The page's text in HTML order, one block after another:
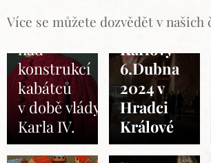
Více se můžete dozvědět v našich
Úvahy
nad
konstrukcí
kabátců
v době vlády
Karla IV.
Doby
Karlovy
6.Dubna
2024 v
Hradci
Králové